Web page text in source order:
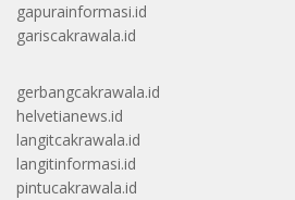
gapurainformasi.id
gariscakrawala.id
gerbangcakrawala.id
helvetianews.id
langitcakrawala.id
langitinformasi.id
pintucakrawala.id